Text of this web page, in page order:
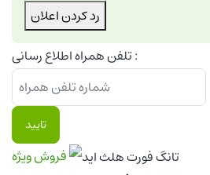
رد کردن اعلان
تلفن همراه اطلاع رسانی :
تایید
فروش ویژه